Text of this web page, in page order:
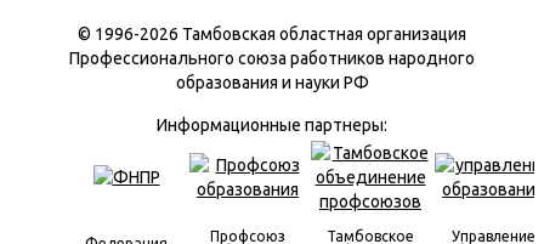
© 1996-2026 Тамбовская областная организация
Профессионального союза работников народного
образования и науки РФ
Информационные партнеры:
Профсоюз
Тамбовское
Управление